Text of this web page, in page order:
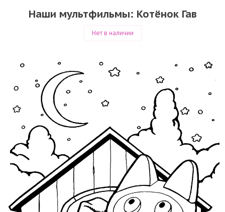
Наши мультфильмы: Котёнок Гав
Нет в наличии